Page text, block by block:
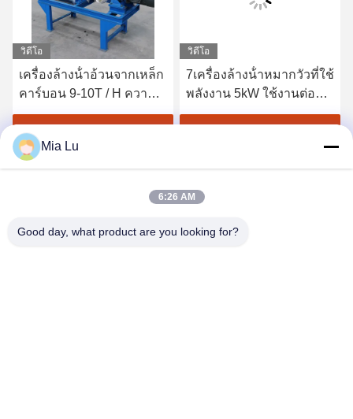
วิดีโอ
เครื่องล้างน้ําอ้วนจากเหล็ก
คาร์บอน 9-10T / H ความจุ
มีน้ําเหลือน้อยกว่า 35%
สําหรับการผลิตปุ๋ย
วิดีโอ
7เครื่องล้างน้ําหมากวัวที่ใช้
พลังงาน 5kW ใช้งานต่อ
เนื่อง พร้อมเครื่องแยก
Mia Lu
6:26 AM
Good day, what product are you looking for?